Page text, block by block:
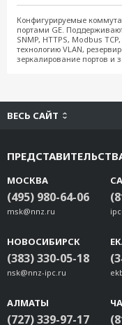
Конфигурируемые
портами GE.
SNMP, HTTPS, Modbus
технологию VLAN,
зеркалирование портов и
ВЕСЬ САЙТ
МОСКВА
(495) 980-64-06
msk@nnz.ru
НОВОСИБИРСК
(383) 330-05-18
nsk@nnz-ipc.ru
АЛМАТЫ
(727) 339-97-17